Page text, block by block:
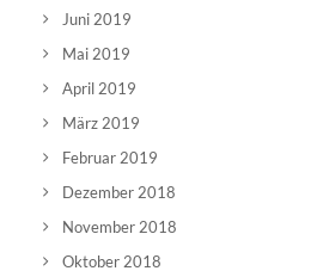
Juni 2019
Mai 2019
April 2019
März 2019
Februar 2019
Dezember 2018
November 2018
Oktober 2018